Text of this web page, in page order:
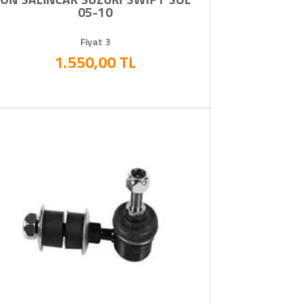
05-10
Fiyat 3
1.550,00 TL